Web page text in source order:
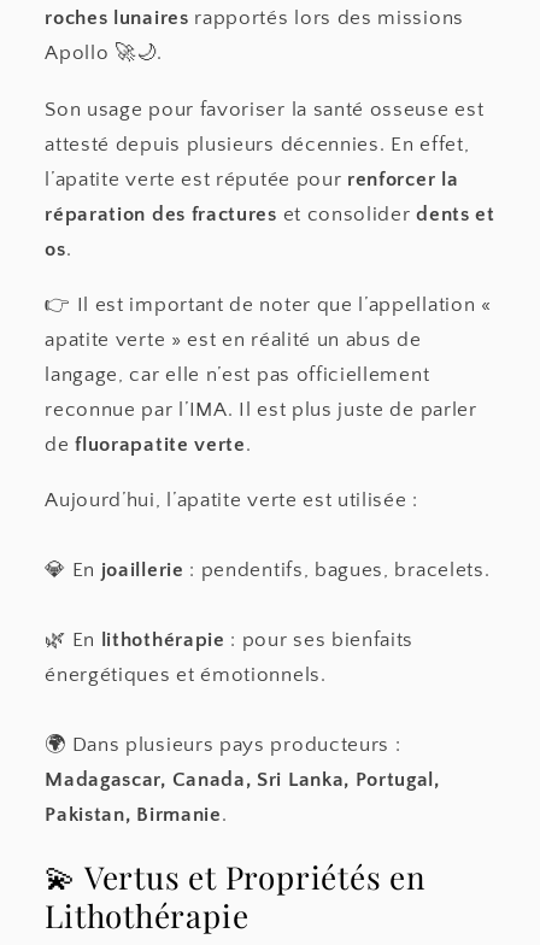
roches lunaires rapportés lors des missions
Apollo 🚀🌙.
Son usage pour favoriser la santé osseuse est
attesté depuis plusieurs décennies. En effet,
l’apatite verte est réputée pour renforcer la
réparation des fractures et consoliderdents et
os.
👉 Il est important de noter que l’appellation «
apatite verte » est en réalité un abus de
langage, car elle n’est pas officiellement
reconnue par l’IMA. Il est plus juste de parler
defluorapatite verte.
Aujourd’hui, l’apatite verte est utilisée :
💎 En joaillerie : pendentifs, bagues, bracelets.
🌿 En lithothérapie : pour ses bienfaits
énergétiques et émotionnels.
🌍 Dans plusieurs pays producteurs :
Madagascar, Canada, Sri Lanka, Portugal,
Pakistan, Birmanie.
💫 Vertus et Propriétés en
Lithothérapie